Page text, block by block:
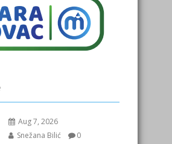
Aug 7, 2026
Snežana Bilić
0